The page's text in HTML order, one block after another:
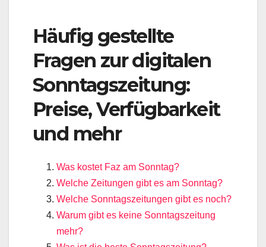
Häufig gestellte
Fragen zur digitalen
Sonntagszeitung:
Preise, Verfügbarkeit
und mehr
Was kostet Faz am Sonntag?
Welche Zeitungen gibt es am Sonntag?
Welche Sonntagszeitungen gibt es noch?
Warum gibt es keine Sonntagszeitung
mehr?